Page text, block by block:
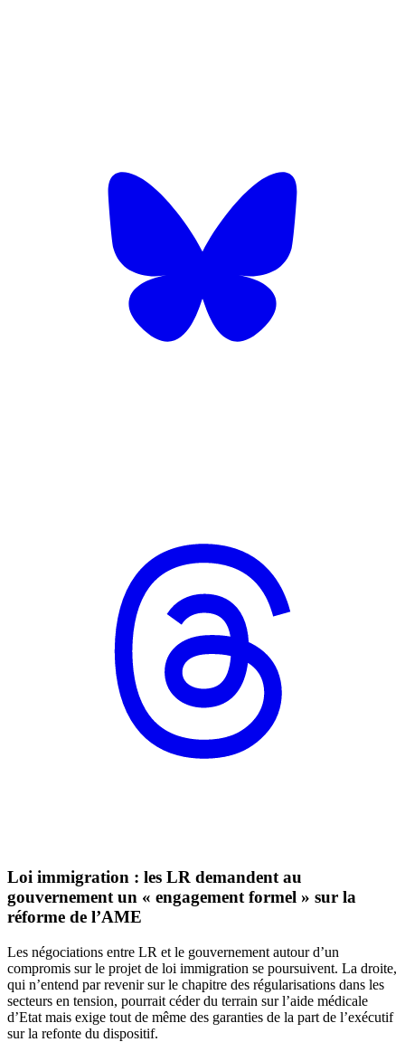
Loi immigration : les LR demandent au
gouvernement un « engagement formel » sur la
réforme de l’AME
Les négociations entre LR et le gouvernement autour d’un
compromis sur le projet de loi immigration se poursuivent. La droite,
qui n’entend par revenir sur le chapitre des régularisations dans les
secteurs en tension, pourrait céder du terrain sur l’aide médicale
d’Etat mais exige tout de même des garanties de la part de l’exécutif
sur la refonte du dispositif.